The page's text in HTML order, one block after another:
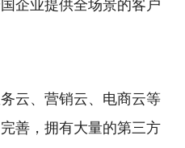
企业提供全场景的客户
云、营销云、电商云等
善，拥有大量的第三方